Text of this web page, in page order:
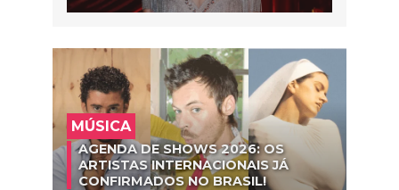
MÚSICA
AGENDA DE SHOWS 2026: OS
ARTISTAS INTERNACIONAIS JÁ
CONFIRMADOS NO BRASIL!